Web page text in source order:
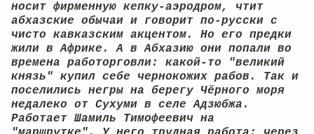
носит фирменную кепку-аэродром, чтит
абхазские обычаи и говорит по-русски с
чисто кавказским акцентом. Но его предки
жили в Африке. А в Абхазию они попали во
времена работорговли: какой-то "великий
князь" купил себе чернокожих рабов. Так и
поселились негры на берегу Чёрного моря
недалеко от Сухуми в селе Адзюбжа.
Работает Шамиль Тимофеевич на